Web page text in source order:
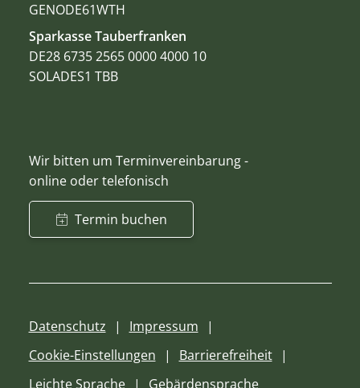
GENODE61WTH
Sparkasse Tauberfranken
DE28 6735 2565 0000 4000 10
SOLADES1 TBB
Wir bitten um Terminvereinbarung -
online oder telefonisch
Termin buchen
Datenschutz
Impressum
Cookie-Einstellungen
Barrierefreiheit
Leichte Sprache
Gebärdensprache